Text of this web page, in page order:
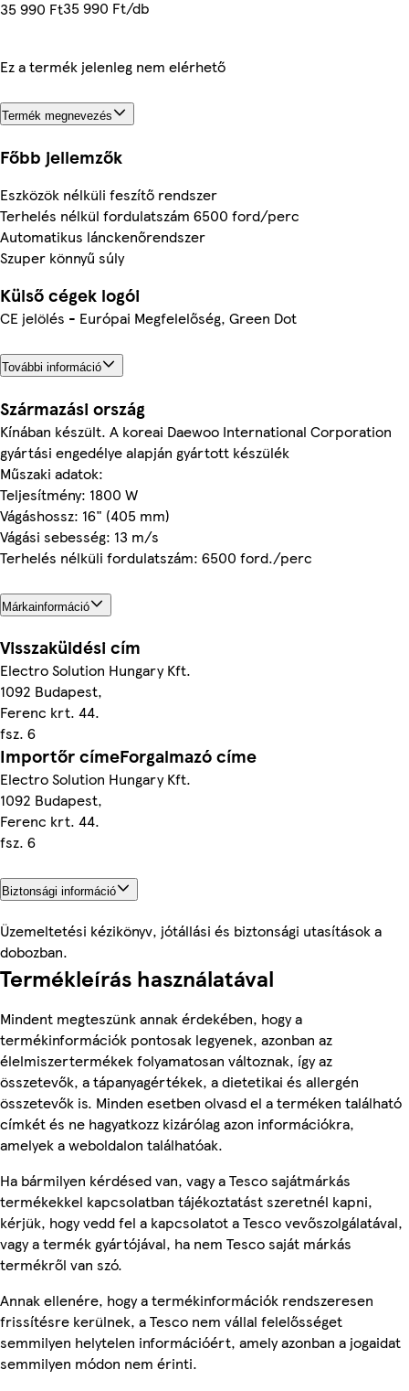
35 990 Ft35 990 Ft/db
Ez a termék jelenleg nem elérhető
Termék megnevezés
Főbb jellemzők
Eszközök nélküli feszítő rendszer
Terhelés nélkül fordulatszám 6500 ford/perc
Automatikus lánckenőrendszer
Szuper könnyű súly
Külső cégek logói
CE jelölés - Európai Megfelelőség, Green Dot
További információ
Származási ország
Kínában készült. A koreai Daewoo International Corporation
gyártási engedélye alapján gyártott készülék
Műszaki adatok:
Teljesítmény: 1800 W
Vágáshossz: 16" (405 mm)
Vágási sebesség: 13 m/s
Terhelés nélküli fordulatszám: 6500 ford./perc
Márkainformáció
Visszaküldési cím
Electro Solution Hungary Kft.
1092 Budapest,
Ferenc krt. 44.
fsz. 6
Importőr címeForgalmazó címe
Electro Solution Hungary Kft.
1092 Budapest,
Ferenc krt. 44.
fsz. 6
Biztonsági információ
Üzemeltetési kézikönyv, jótállási és biztonsági utasítások a
dobozban.
Termékleírás használatával
Mindent megteszünk annak érdekében, hogy a
termékinformációk pontosak legyenek, azonban az
élelmiszertermékek folyamatosan változnak, így az
összetevők, a tápanyagértékek, a dietetikai és allergén
összetevők is. Minden esetben olvasd el a terméken található
címkét és ne hagyatkozz kizárólag azon információkra,
amelyek a weboldalon találhatóak.
Ha bármilyen kérdésed van, vagy a Tesco sajátmárkás
termékekkel kapcsolatban tájékoztatást szeretnél kapni,
kérjük, hogy vedd fel a kapcsolatot a Tesco vevőszolgálatával,
vagy a termék gyártójával, ha nem Tesco saját márkás
termékről van szó.
Annak ellenére, hogy a termékinformációk rendszeresen
frissítésre kerülnek, a Tesco nem vállal felelősséget
semmilyen helytelen információért, amely azonban a jogaidat
semmilyen módon nem érinti.